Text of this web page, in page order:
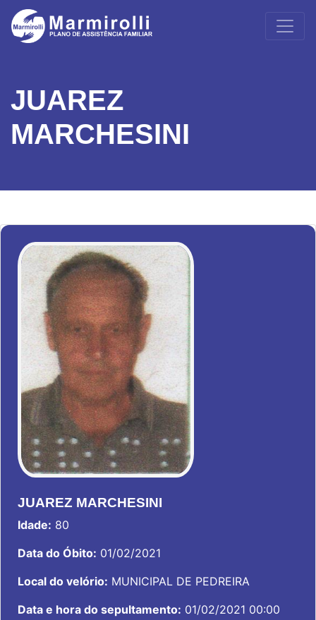
JUAREZ
MARCHESINI
JUAREZ MARCHESINI
Idade: 80
Data do Óbito: 01/02/2021
Local do velório: MUNICIPAL DE PEDREIRA
Data e hora do sepultamento: 01/02/2021 00:00